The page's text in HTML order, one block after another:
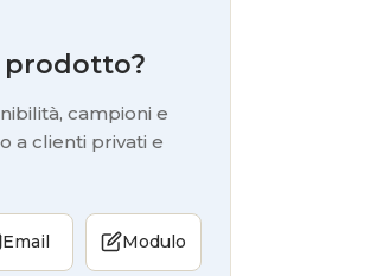
prodotto?
campioni e
a clienti privati e
Email Modulo